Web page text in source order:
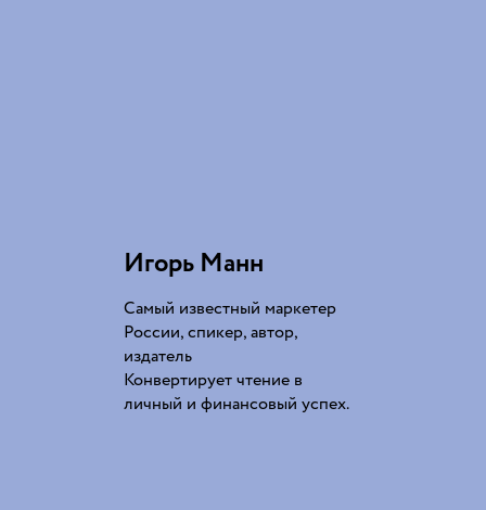
Игорь Манн
Самый известный маркетер
России, спикер, автор,
издатель
Конвертирует чтение в
личный и финансовый успех.